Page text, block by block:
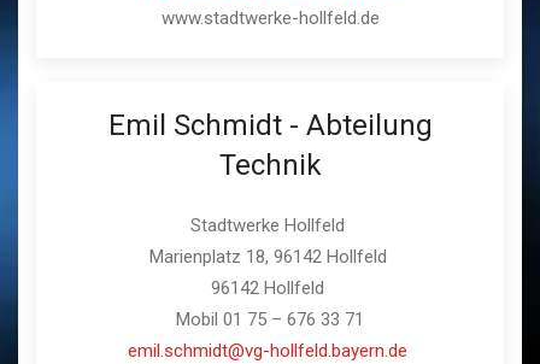
www.stadtwerke-hollfeld.de
Emil Schmidt - Abteilung
Technik
Stadtwerke Hollfeld
Marienplatz 18, 96142 Hollfeld
96142 Hollfeld
Mobil 01 75 – 676 33 71
emil.schmidt@vg-hollfeld.bayern.de